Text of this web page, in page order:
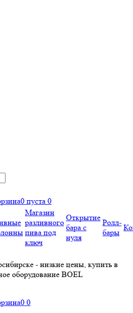
0 пуста 0
Магазин
разливного
пива под
ключ
Открытие
бара с
нуля
Ролл-
бары
- низкие цены, купить в
оборудование BOEL
0 0